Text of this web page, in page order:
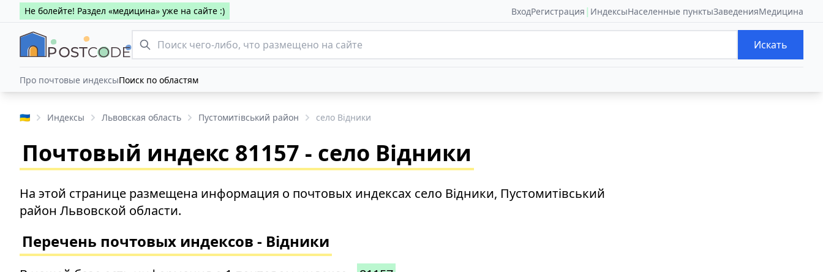
Не болейте! Раздел «медицина» уже на сайте :) ВходРегистрация | ИндексыНаселенные пунктыЗаведенияМедицина
Искать
Про почтовые индексыПоиск по областям
🇺🇦 Индексы Львовская область Пустомитівський район село Відники
Почтовый индекс 81157 - село Відники
На этой странице размещена информация о почтовых индексах село Відники, Пустомитівський
район Львовской области.
Перечень почтовых индексов - Відники